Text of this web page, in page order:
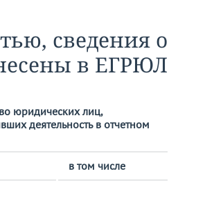
сведения о
в ЕГРЮЛ
юридических лиц,
деятельность в отчетном
в том числе